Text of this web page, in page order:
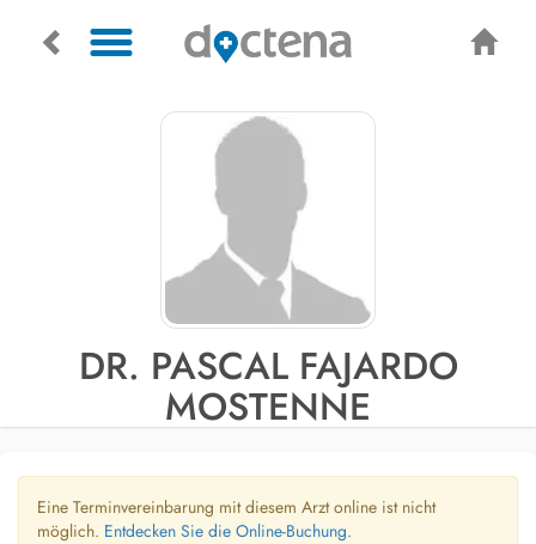
DR. PASCAL FAJARDO
MOSTENNE
Eine Terminvereinbarung mit diesem Arzt online ist nicht
möglich. Entdecken Sie die Online-Buchung.